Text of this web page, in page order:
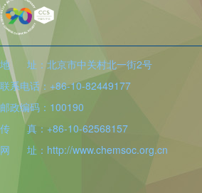
地 址：北京市中关村北一街2号
联系电话：+86-10-82449177
邮政编码：100190
传 真：+86-10-62568157
网 址：http://www.chemsoc.org.cn